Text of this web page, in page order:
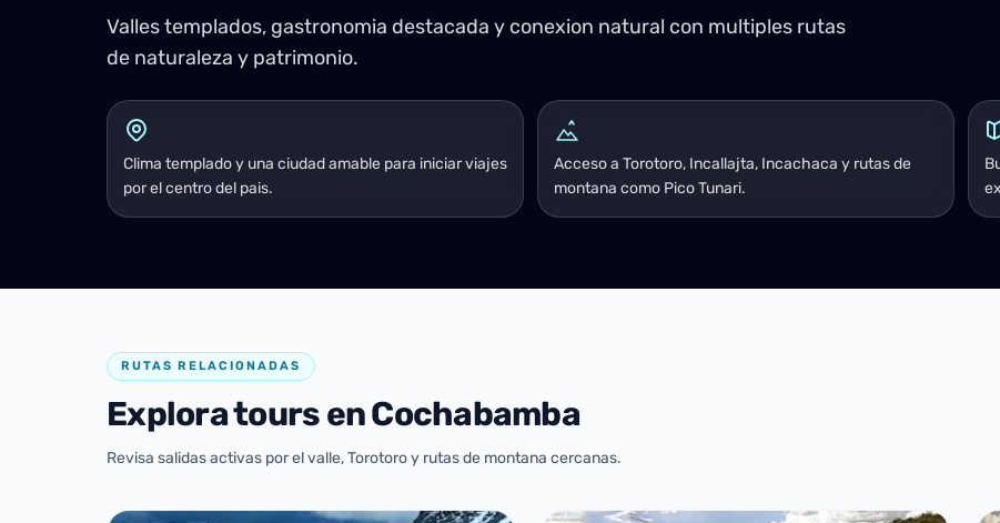
Valles templados, gastronomia destacada y conexion natural con multiples rutas
de naturaleza y patrimonio.
Clima templado y una ciudad amable para iniciar viajes
por el centro del pais.
Acceso a Torotoro, Incallajta, Incachaca y rutas de
montana como Pico Tunari.
RUTAS RELACIONADAS
Explora tours en Cochabamba
Revisa salidas activas por el valle, Torotoro y rutas de montana cercanas.